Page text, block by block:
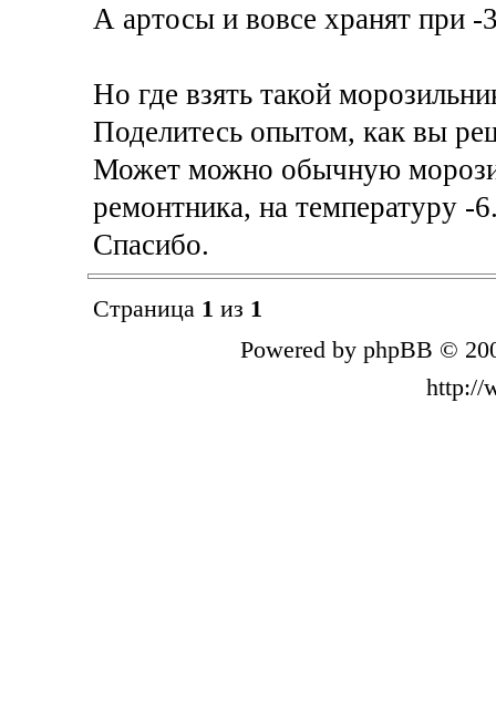
А артосы и вовсе хранят при -
Но где взять такой
Поделитесь опытом, как вы
Может можно обычную
ремонтника, на температуру -
Спасибо.
Страница 1 из 1
Powered by phpBB ©
http://